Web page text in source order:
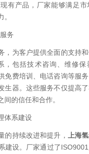
有产品，厂家能够满足
务
为客户提供全面的支持和
，包括技术咨询、维修保
免费培训、电话咨询等服
生器。这些服务不仅提高了
的信任和合作。
系建设
持续改进和提升，
上海
建设。厂家通过了